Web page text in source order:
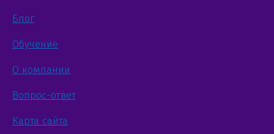
Блог
Обучение
О компании
Вопрос-ответ
Карта сайта